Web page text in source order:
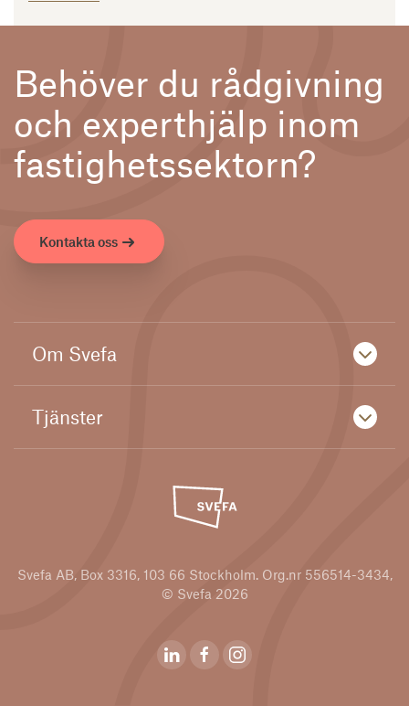
Behöver du rådgivning
och experthjälp inom
fastighetssektorn?
Kontakta oss
Om Svefa
Tjänster
Svefa AB, Box 3316, 103 66 Stockholm. Org.nr 556514-3434,
© Svefa 2026
Svefas Linkedin
Svefas Youtubekanal
Svefas Instagram